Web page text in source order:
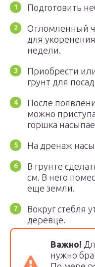
Подготовить
Отломленный
для
недели.
Приобрести
грунт для
После
можно
горшка
На дренаж
В грунте
см. В него
еще земли.
Вокруг стебля
деревце.
Важно!
нужно